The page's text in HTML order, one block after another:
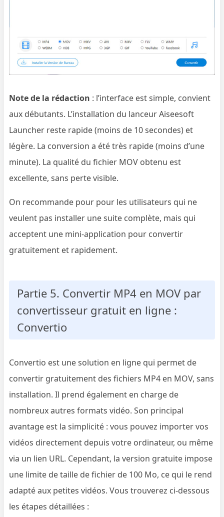
Note de la rédaction : l’interface est simple, convient
aux débutants. L’installation du lanceur Aiseesoft
Launcher reste rapide (moins de 10 secondes) et
légère. La conversion a été très rapide (moins d’une
minute). La qualité du fichier MOV obtenu est
excellente, sans perte visible.
On recommande pour pour les utilisateurs qui ne
veulent pas installer une suite complète, mais qui
acceptent une mini‑application pour convertir
gratuitement et rapidement.
Partie 5. Convertir MP4 en MOV par
convertisseur gratuit en ligne :
Convertio
Convertio est une solution en ligne qui permet de
convertir gratuitement des fichiers MP4 en MOV, sans
installation. Il prend également en charge de
nombreux autres formats vidéo. Son principal
avantage est la simplicité : vous pouvez importer vos
vidéos directement depuis votre ordinateur, ou même
via un lien URL. Cependant, la version gratuite impose
une limite de taille de fichier de 100 Mo, ce qui le rend
adapté aux petites vidéos. Vous trouverez ci-dessous
les étapes détaillées :